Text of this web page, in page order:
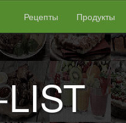
Рецепты Продукты